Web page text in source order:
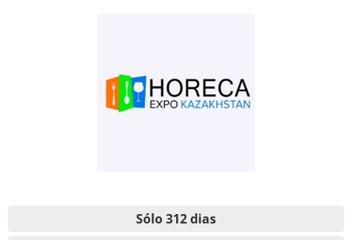
Sólo 312 dias